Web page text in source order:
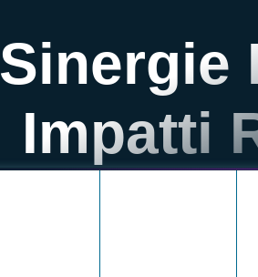
Sinergie
Impatti